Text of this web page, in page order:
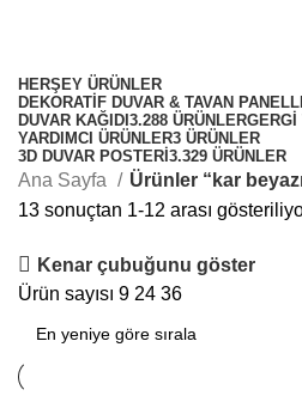
HERŞEY ÜRÜNLER
DEKORATIF DUVAR & TAVAN
DUVAR KAĞIDI 3.288 ÜRÜNLERGERGI
YARDIMCI ÜRÜNLER3 ÜRÜNLER
3D DUVAR POSTERI 3.329 ÜRÜNLER
Ana Sayfa
Ürünler “kar
13 sonuçtan 1-12 arası
Kenar çubuğunu göster
Ürün sayısı 9 24 36